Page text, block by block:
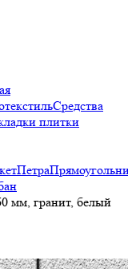
Средства
плитки
Петра
мм, гранит, белый